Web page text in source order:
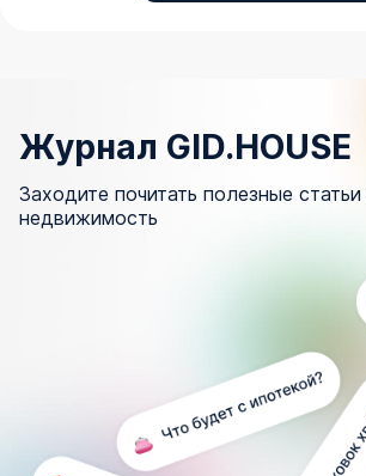
Журнал GID.HOUSE
Заходите почитать полезные
недвижимость